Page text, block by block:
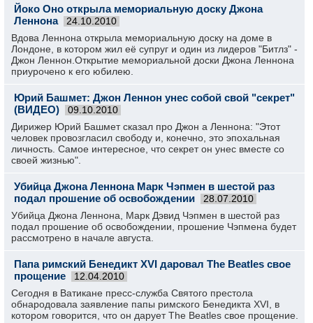
Йоко Оно открыла мемориальную доску Джона
Леннона
24.10.2010
Вдова Леннона открыла мемориальную доску на доме в
Лондоне, в котором жил её супруг и один из лидеров "Битлз" -
Джон Леннон.Открытие мемориальной доски Джона Леннона
приурочено к его юбилею.
Юрий Башмет: Джон Леннон унес собой свой "секрет"
(ВИДЕО)
09.10.2010
Дирижер Юрий Башмет сказал про Джон а Леннона: "Этот
человек провозгласил свободу и, конечно, это эпохальная
личность. Самое интересное, что секрет он унес вместе со
своей жизнью".
Убийца Джона Леннона Марк Чэпмен в шестой раз
подал прошение об освобождении
28.07.2010
Убийца Джона Леннона, Марк Дэвид Чэпмен в шестой раз
подал прошение об освобождении, прошение Чэпмена будет
рассмотрено в начале августа.
Папа римский Бенедикт ХVI даровал The Beatles свое
прощение
12.04.2010
Сегодня в Ватикане пресс-служба Святого престола
обнародовала заявление папы римского Бенедикта XVI, в
котором говорится, что он дарует The Beatles свое прощение.